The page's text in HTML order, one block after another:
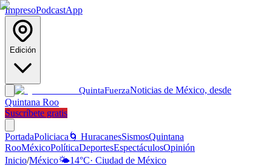
ImpresoPodcastApp
Edición
QuintaFuerzaNoticias de México, desde
Quintana Roo
Suscríbete gratis
PortadaPoliciaca 🌀 HuracanesSismosQuintana
RooMéxicoPolíticaDeportesEspectáculosOpinión
Inicio/México🌤️14°C· Ciudad de México